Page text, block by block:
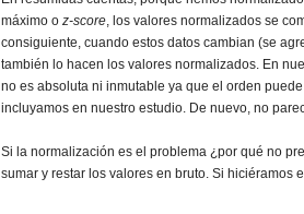
máximo o z-score, los valores normalizados se
consiguiente, cuando estos datos cambian (se
también lo hacen los valores normalizados. En
no es absoluta ni inmutable ya que el orden
incluyamos en nuestro estudio. De nuevo, no
Si la normalización es el problema ¿por qué no
sumar y restar los valores en bruto. Si hiciéramos